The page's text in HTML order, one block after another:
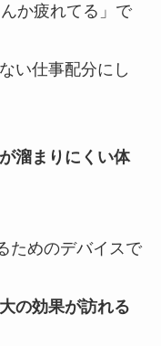
か疲れてる」で
い仕事配分にし
溜まりにくい体
ためのデバイスで
の効果が訪れる